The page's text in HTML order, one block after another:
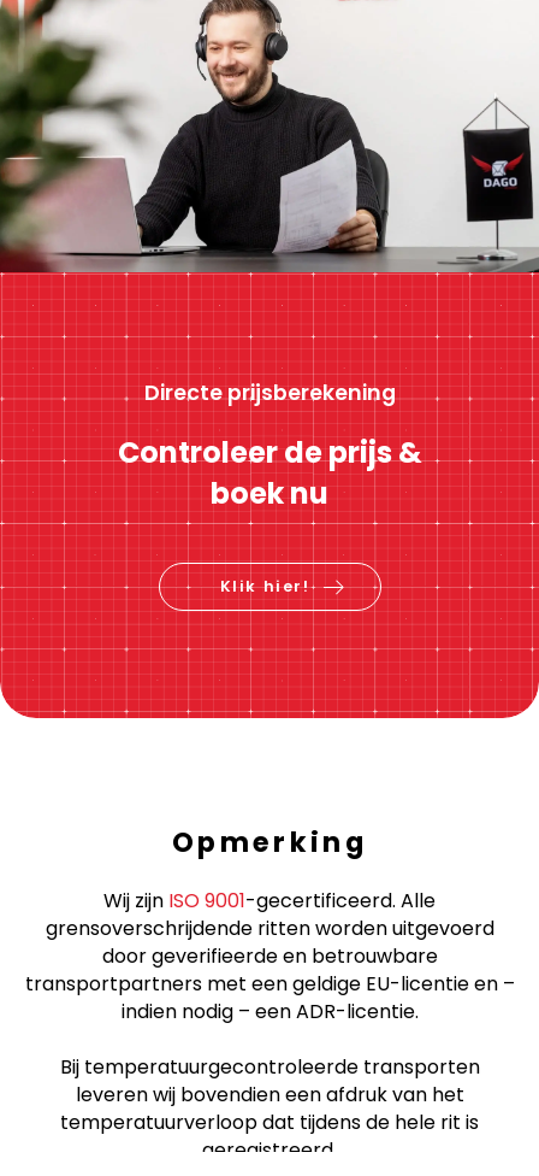
Directe prijsberekening
Controleer de prijs &
boek nu
Klik hier!
Opmerking
Wij zijn ISO 9001-gecertificeerd. Alle
grensoverschrijdende ritten worden uitgevoerd
door geverifieerde en betrouwbare
transportpartners met een geldige EU-licentie en –
indien nodig – een ADR-licentie.
Bij temperatuurgecontroleerde transporten
leveren wij bovendien een afdruk van het
temperatuurverloop dat tijdens de hele rit is
geregistreerd.